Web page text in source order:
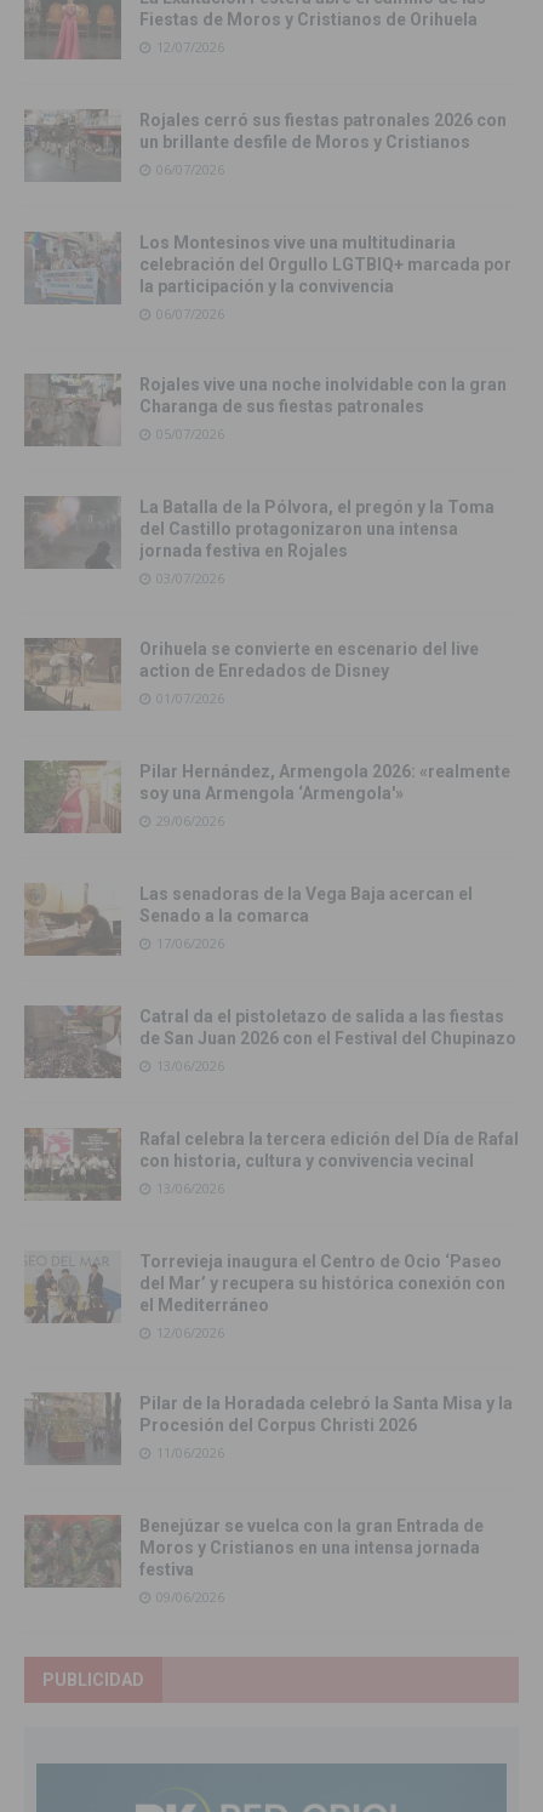
Fiestas de Moros y Cristianos de Orihuela
12/07/2026
Rojales cerró sus fiestas patronales 2026 con
un brillante desfile de Moros y Cristianos
06/07/2026
Los Montesinos vive una multitudinaria
celebración del Orgullo LGTBIQ+ marcada por
la participación y la convivencia
06/07/2026
Rojales vive una noche inolvidable con la gran
Charanga de sus fiestas patronales
05/07/2026
La Batalla de la Pólvora, el pregón y la Toma
del Castillo protagonizaron una intensa
jornada festiva en Rojales
03/07/2026
Orihuela se convierte en escenario del live
action de Enredados de Disney
01/07/2026
Pilar Hernández, Armengola 2026: «realmente
soy una Armengola ‘Armengola'»
29/06/2026
Las senadoras de la Vega Baja acercan el
Senado a la comarca
17/06/2026
Catral da el pistoletazo de salida a las fiestas
de San Juan 2026 con el Festival del Chupinazo
13/06/2026
Rafal celebra la tercera edición del Día de Rafal
con historia, cultura y convivencia vecinal
13/06/2026
Torrevieja inaugura el Centro de Ocio ‘Paseo
del Mar’ y recupera su histórica conexión con
el Mediterráneo
12/06/2026
Pilar de la Horadada celebró la Santa Misa y la
Procesión del Corpus Christi 2026
11/06/2026
Benejúzar se vuelca con la gran Entrada de
Moros y Cristianos en una intensa jornada
festiva
09/06/2026
PUBLICIDAD